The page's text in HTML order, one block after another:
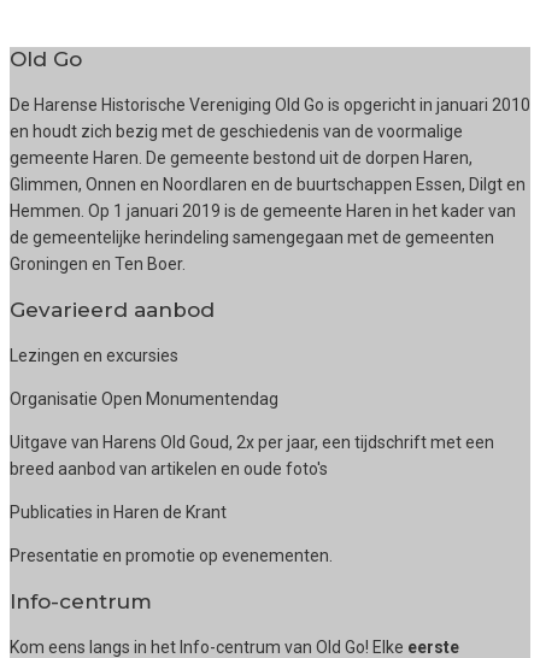
Old Go
De Harense Historische Vereniging Old Go is opgericht in januari 2010
en houdt zich bezig met de geschiedenis van de voormalige
gemeente Haren. De gemeente bestond uit de dorpen Haren,
Glimmen, Onnen en Noordlaren en de buurtschappen Essen, Dilgt en
Hemmen. Op 1 januari 2019 is de gemeente Haren in het kader van
de gemeentelijke herindeling samengegaan met de gemeenten
Groningen en Ten Boer.
Gevarieerd aanbod
Lezingen en excursies
Organisatie Open Monumentendag
Uitgave van Harens Old Goud, 2x per jaar, een tijdschrift met een
breed aanbod van artikelen en oude foto's
Publicaties in Haren de Krant
Presentatie en promotie op evenementen.
Info-centrum
Kom eens langs in het Info-centrum van Old Go! Elke eerste